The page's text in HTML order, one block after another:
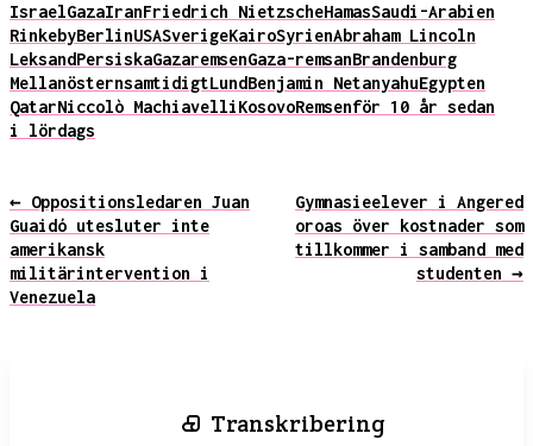
IsraelGazaIranFriedrich NietzscheHamasSaudi-Arabien
RinkebyBerlinUSASverigeKairoSyrienAbraham Lincoln
LeksandPersiskaGazaremsenGaza-remsanBrandenburg
MellanösternsamtidigtLundBenjamin NetanyahuEgypten
QatarNiccolò MachiavelliKosovoRemsenför 10 år sedan
i lördags
← Oppositionsledaren Juan
Guaidó utesluter inte
amerikansk
militärintervention i
Venezuela
Gymnasieelever i Angered
oroas över kostnader som
tillkommer i samband med
studenten →
Transkribering